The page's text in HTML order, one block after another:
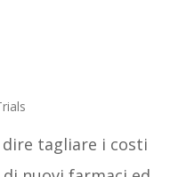
tagliare i costi